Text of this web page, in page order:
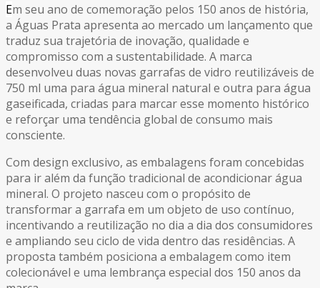
Em seu ano de comemoração pelos 150 anos de história,
a Águas Prata apresenta ao mercado um lançamento que
traduz sua trajetória de inovação, qualidade e
compromisso com a sustentabilidade. A marca
desenvolveu duas novas garrafas de vidro reutilizáveis de
750 ml uma para água mineral natural e outra para água
gaseificada, criadas para marcar esse momento histórico
e reforçar uma tendência global de consumo mais
consciente.
Com design exclusivo, as embalagens foram concebidas
para ir além da função tradicional de acondicionar água
mineral. O projeto nasceu com o propósito de
transformar a garrafa em um objeto de uso contínuo,
incentivando a reutilização no dia a dia dos consumidores
e ampliando seu ciclo de vida dentro das residências. A
proposta também posiciona a embalagem como item
colecionável e uma lembrança especial dos 150 anos da